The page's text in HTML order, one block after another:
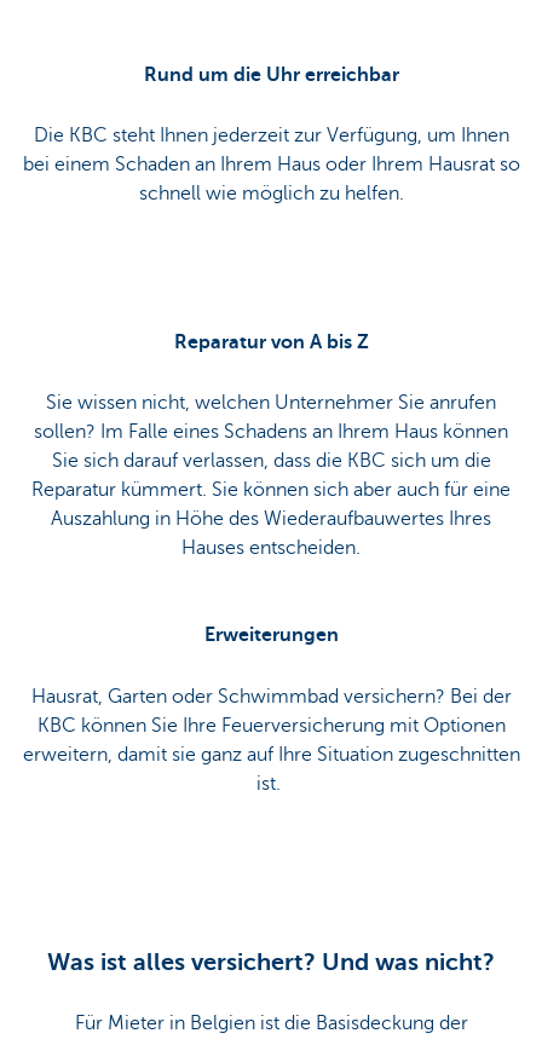
Rund um die Uhr erreichbar
Die KBC steht Ihnen jederzeit zur Verfügung, um Ihnen
bei einem Schaden an Ihrem Haus oder Ihrem Hausrat so
schnell wie möglich zu helfen.
Reparatur von A bis Z
Sie wissen nicht, welchen Unternehmer Sie anrufen
sollen? Im Falle eines Schadens an Ihrem Haus können
Sie sich darauf verlassen, dass die KBC sich um die
Reparatur kümmert. Sie können sich aber auch für eine
Auszahlung in Höhe des Wiederaufbauwertes Ihres
Hauses entscheiden.
Erweiterungen
Hausrat, Garten oder Schwimmbad versichern? Bei der
KBC können Sie Ihre Feuerversicherung mit Optionen
erweitern, damit sie ganz auf Ihre Situation zugeschnitten
ist.
Was ist alles versichert? Und was nicht?
Für Mieter in Belgien ist die Basisdeckung der